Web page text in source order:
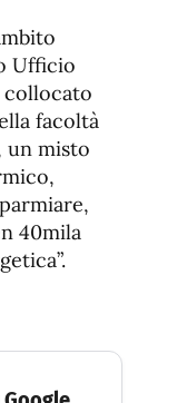
Ufficio
collocato
facoltà
un misto
40mila